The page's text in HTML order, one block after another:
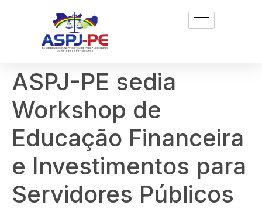
ASPJ-PE sedia
Workshop de
Educação Financeira
e Investimentos para
Servidores Públicos